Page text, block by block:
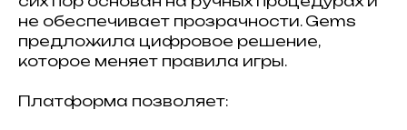
не обеспечивает прозрачности. Gems
предложила цифровое решение,
которое меняет правила игры.
Платформа позволяет: